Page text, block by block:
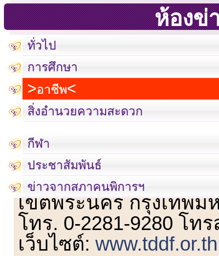
ห้องข่
ทั่วไป
การศึกษา
อาชีพ
สิ่งอำนวยความสะดวก
กีฬา
ประชาสัมพันธ์
ข่าวจากสภาคนพิการฯ
เลขที่ 23 ชั้น 2 ถนนวิ
เขตพระนคร กรุงเทพม
โทร. 0-2281-9280 โท
เว็บไซต์:www.tddf.or.th